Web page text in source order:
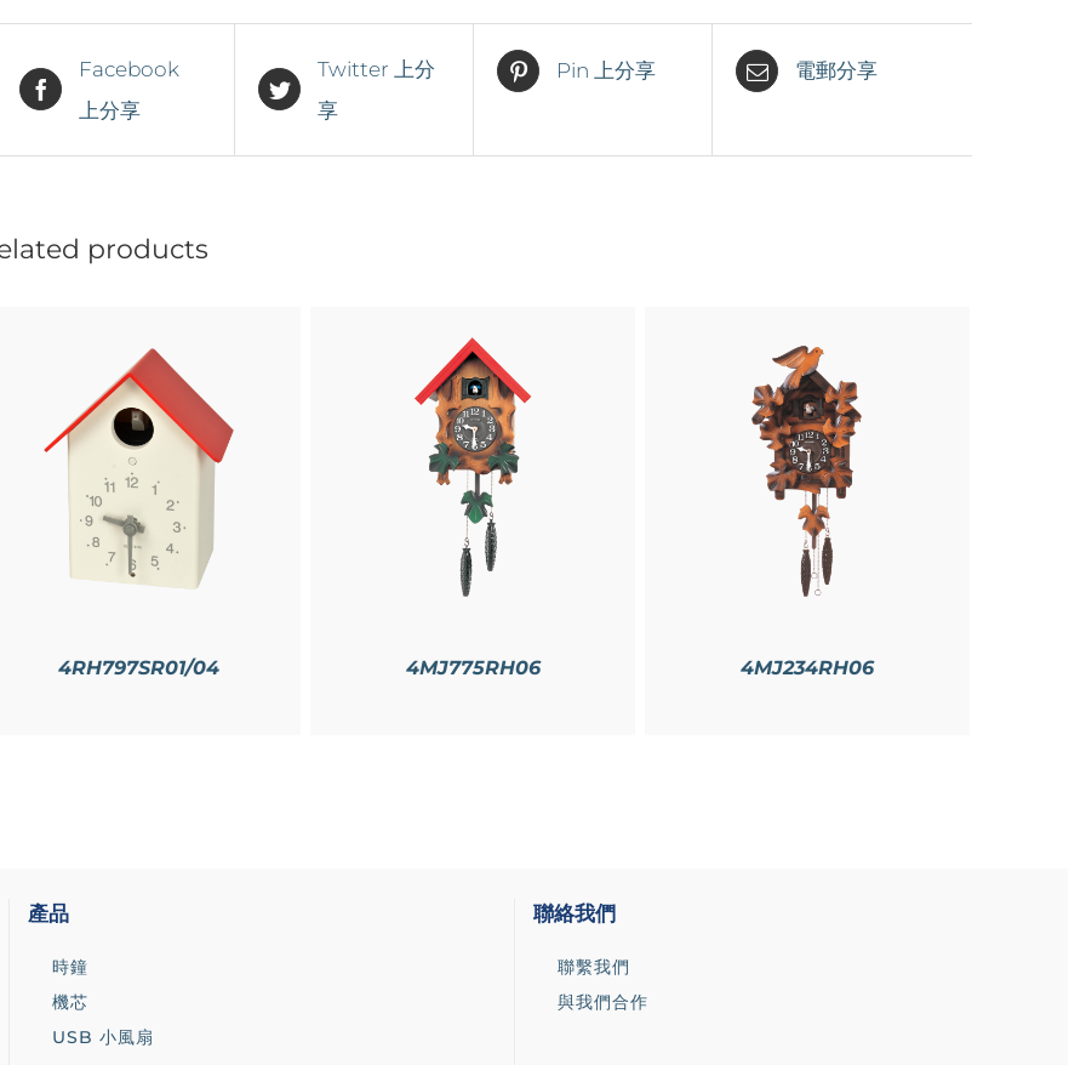
Facebook
上分享
Twitter 上分
享
Pin 上分享 電郵分享
products
4RH797SR01/04
詳情
4MJ775RH06
詳情
4MJ234RH06
產品
時鐘
機芯
USB 小風扇
聯絡我們
聯繫我們
與我們合作